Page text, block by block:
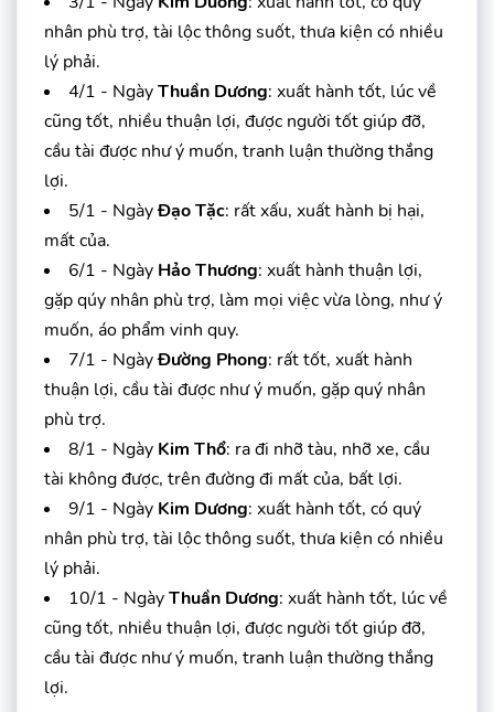
nhân phù trợ, tài lộc thông suốt, thưa kiện có nhiều
lý phải.
4/1 - NgàyThuần Dương: xuất hành tốt, lúc về
cũng tốt, nhiều thuận lợi, được người tốt giúp đỡ,
cầu tài được như ý muốn, tranh luận thường thắng
lợi.
5/1 - NgàyĐạo Tặc: rất xấu, xuất hành bị hại,
mất của.
6/1 - Ngày Hảo Thương: xuất hành thuận lợi,
gặp qúy nhân phù trợ, làm mọi việc vừa lòng, như ý
muốn, áo phẩm vinh quy.
7/1 - NgàyĐường Phong: rất tốt, xuất hành
thuận lợi, cầu tài được như ý muốn, gặp quý nhân
phù trợ.
8/1 - Ngày Kim Thổ: ra đi nhỡ tàu, nhỡ xe, cầu
tài không được, trên đường đi mất của, bất lợi.
9/1 - Ngày Kim Dương: xuất hành tốt, có quý
nhân phù trợ, tài lộc thông suốt, thưa kiện có nhiều
lý phải.
10/1 - NgàyThuần Dương: xuất hành tốt, lúc về
cũng tốt, nhiều thuận lợi, được người tốt giúp đỡ,
cầu tài được như ý muốn, tranh luận thường thắng
lợi.